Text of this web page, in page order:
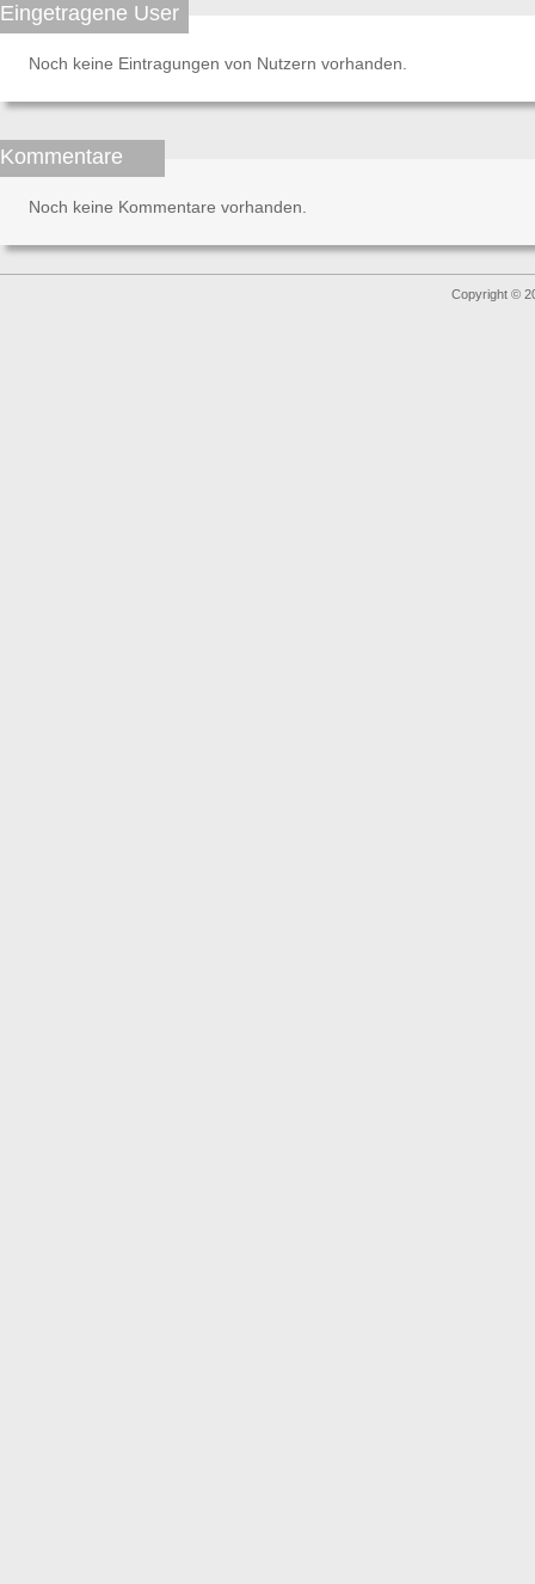
Eingetragene User
Noch keine Eintragungen von Nutzern vorhanden.
Kommentare
Noch keine Kommentare vorhanden.
Copyright ©